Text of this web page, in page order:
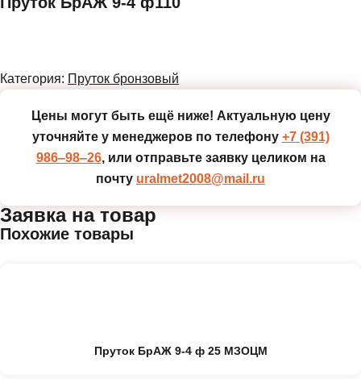
Категория: Пруток бронзовый
Цены могут быть ещё ниже! Актуальную цену
уточняйте у менеджеров по телефону +7 (391)
986‒98‒26, или отправьте заявку целиком на
почту uralmet2008@mail.ru
Заявка на товар
Похожие товары
Пруток БрАЖ 9-4 ф 25 МЗОЦМ